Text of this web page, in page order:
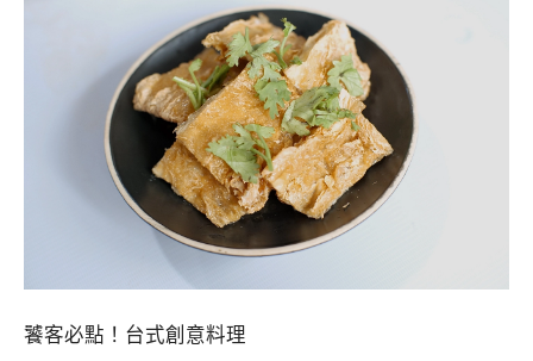
饕客必點！台式創意料理